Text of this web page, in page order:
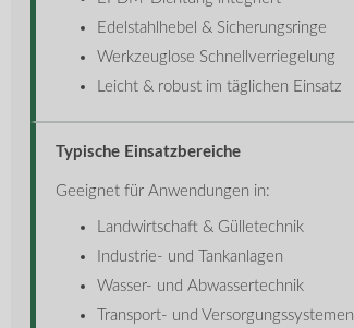
Edelstahlhebel & Sicherungsringe
Werkzeuglose Schnellverriegelung
Leicht & robust im täglichen Einsatz
Typische Einsatzbereiche
Geeignet für Anwendungen in:
Landwirtschaft & Gülletechnik
Industrie- und Tankanlagen
Wasser- und Abwassertechnik
Transport- und Versorgungssystemen